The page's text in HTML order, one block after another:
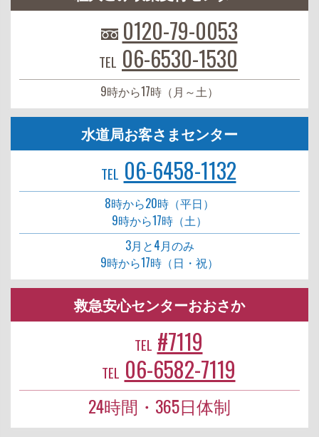
0120-79-0053
TEL 06-6530-1530
9時から17時（月～土）
水道局お客さまセンター
TEL 06-6458-1132
8時から20時（平日）
9時から17時（土）
3月と4月のみ
9時から17時（日・祝）
救急安心センターおおさか
TEL #7119
TEL 06-6582-7119
24時間・365日体制